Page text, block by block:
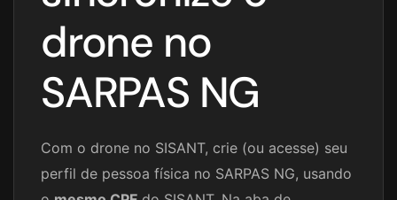
drone no
SARPAS NG
Com o drone no SISANT, crie (ou acesse) seu
perfil de pessoa física no SARPAS NG, usando